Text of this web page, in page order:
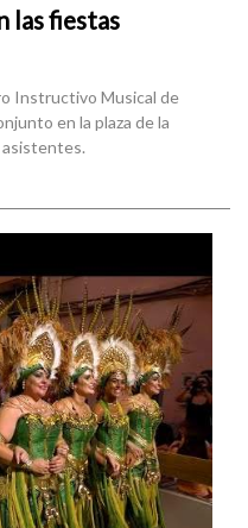
las fiestas
Instructivo Musical de
en la plaza de la